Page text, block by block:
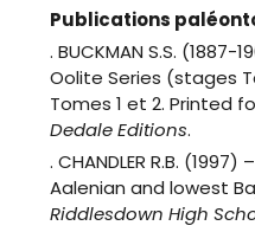
Publications
. BUCKMAN S.S. (1887-
Oolite Series (stages
Tomes 1 et 2. Printed
Dedale Editions.
. CHANDLER R.B. (1997) –
Aalenian and lowest
Riddlesdown High